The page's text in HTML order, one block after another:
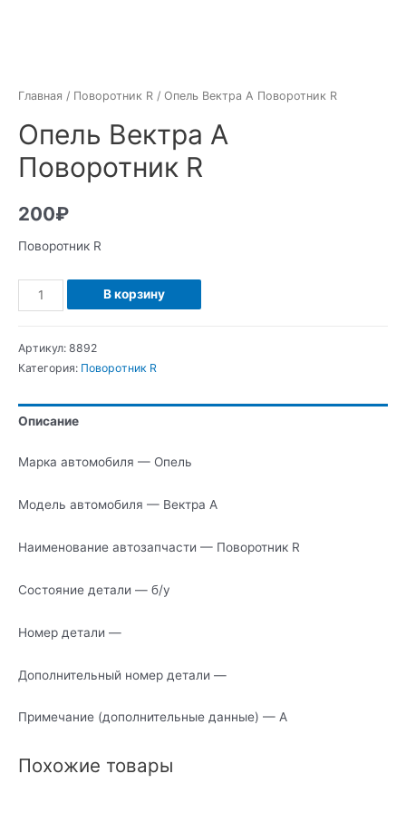
Главная / Поворотник R / Опель Вектра А Поворотник R
Опель Вектра А
Поворотник R
200₽
Поворотник R
Количество
Опель
R
В корзину
Артикул: 8892
Категория: Поворотник R
Описание
Марка автомобиля — Опель
Модель автомобиля — Вектра А
Наименование автозапчасти — Поворотник R
Состояние детали — б/у
Номер детали —
Дополнительный номер детали —
Примечание (дополнительные данные) — А
Похожие товары